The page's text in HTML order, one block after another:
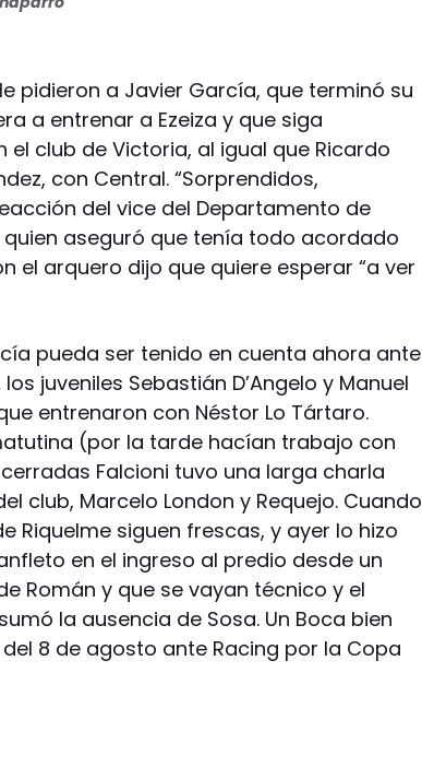
pidieron a Javier García, que terminó su
a entrenar a Ezeiza y que siga
club de Victoria, al igual que Ricardo
con Central. “Sorprendidos,
del vice del Departamento de
quien aseguró que tenía todo acordado
el arquero dijo que quiere esperar “a ver
pueda ser tenido en cuenta ahora ante
juveniles Sebastián D’Angelo y Manuel
entrenaron con Néstor Lo Tártaro.
(por la tarde hacían trabajo con
Falcioni tuvo una larga charla
club, Marcelo London y Requejo. Cuando
Riquelme siguen frescas, y ayer lo hizo
en el ingreso al predio desde un
Román y que se vayan técnico y el
la ausencia de Sosa. Un Boca bien
8 de agosto ante Racing por la Copa